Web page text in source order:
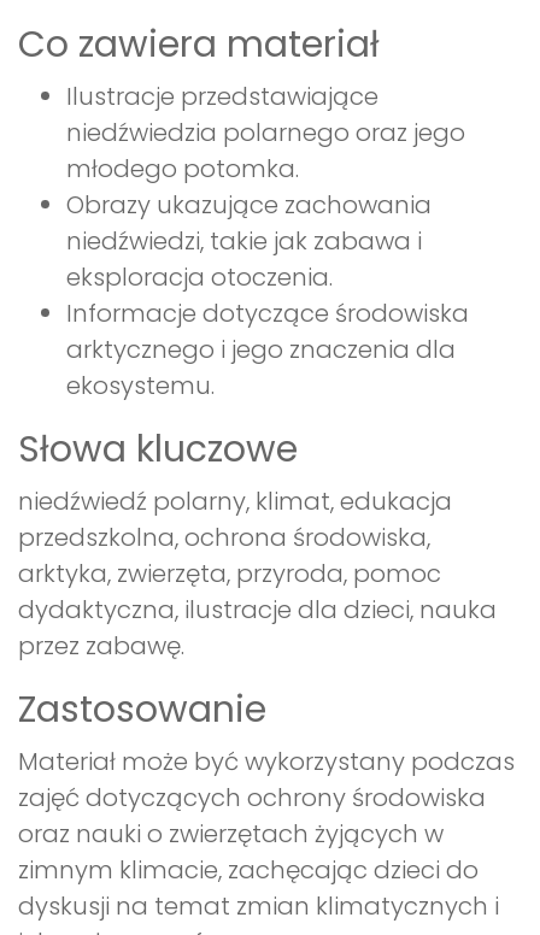
Co zawiera materiał
Ilustracje przedstawiające
niedźwiedzia polarnego oraz jego
młodego potomka.
Obrazy ukazujące zachowania
niedźwiedzi, takie jak zabawa i
eksploracja otoczenia.
Informacje dotyczące środowiska
arktycznego i jego znaczenia dla
ekosystemu.
Słowa kluczowe
niedźwiedź polarny, klimat, edukacja
przedszkolna, ochrona środowiska,
arktyka, zwierzęta, przyroda, pomoc
dydaktyczna, ilustracje dla dzieci, nauka
przez zabawę.
Zastosowanie
Materiał może być wykorzystany podczas
zajęć dotyczących ochrony środowiska
oraz nauki o zwierzętach żyjących w
zimnym klimacie, zachęcając dzieci do
dyskusji na temat zmian klimatycznych i